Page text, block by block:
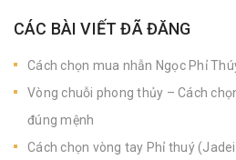
CÁC BÀI VIẾT ĐÃ ĐĂNG
Cách chọn mua nhẫn Ngọc Phỉ
Vòng chuỗi phong thủy – Cách
đúng mệnh
Cách chọn vòng tay Phỉ thuý